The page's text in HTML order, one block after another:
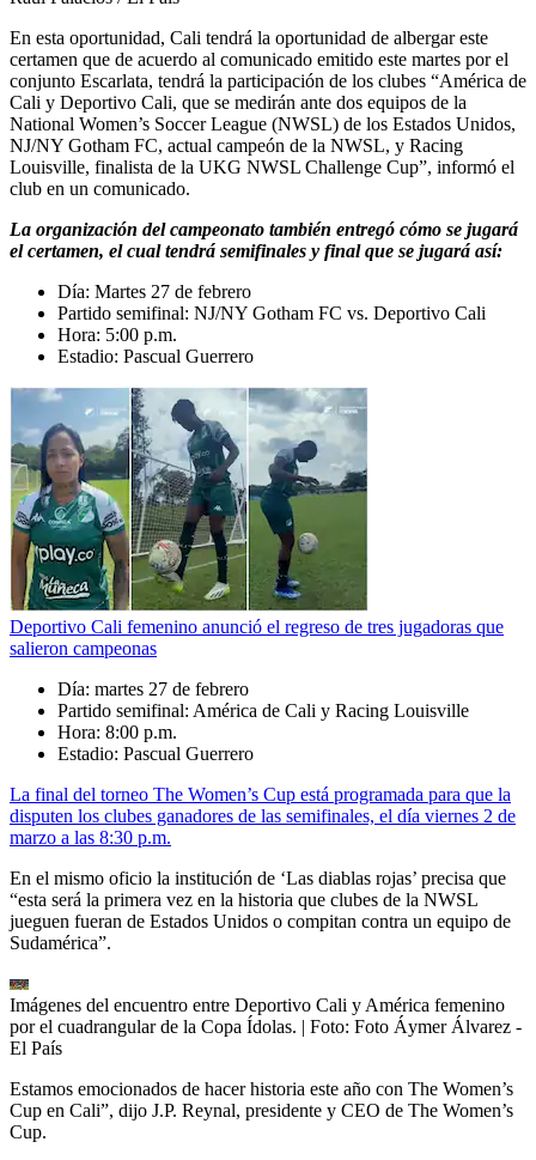
En esta oportunidad, Cali tendrá la oportunidad de albergar este
certamen que de acuerdo al comunicado emitido este martes por el
conjunto Escarlata, tendrá la participación de los clubes “América de
Cali y Deportivo Cali, que se medirán ante dos equipos de la
National Women’s Soccer League (NWSL) de los Estados Unidos,
NJ/NY Gotham FC, actual campeón de la NWSL, y Racing
Louisville, finalista de la UKG NWSL Challenge Cup”, informó el
club en un comunicado.
La organización del campeonato también entregó cómo se jugará
el certamen, el cual tendrá semifinales y final que se jugará así:
Día: Martes 27 de febrero
Partido semifinal: NJ/NY Gotham FC vs. Deportivo Cali
Hora: 5:00 p.m.
Estadio: Pascual Guerrero
Deportivo Cali femenino anunció el regreso de tres jugadoras que
salieron campeonas
Día: martes 27 de febrero
Partido semifinal: América de Cali y Racing Louisville
Hora: 8:00 p.m.
Estadio: Pascual Guerrero
La final del torneo The Women’s Cup está programada para que la
disputen los clubes ganadores de las semifinales, el día viernes 2 de
marzo a las 8:30 p.m.
En el mismo oficio la institución de ‘Las diablas rojas’ precisa que
“esta será la primera vez en la historia que clubes de la NWSL
jueguen fueran de Estados Unidos o compitan contra un equipo de
Sudamérica”.
Imágenes del encuentro entre Deportivo Cali y América femenino
por el cuadrangular de la Copa Ídolas. | Foto: Foto Áymer Álvarez -
El País
Estamos emocionados de hacer historia este año con The Women’s
Cup en Cali”, dijo J.P. Reynal, presidente y CEO de The Women’s
Cup.